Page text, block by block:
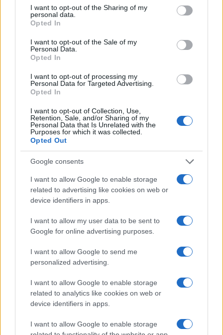
not limited to your visit or usage behaviour. You may click to
grant or deny consent to Google and its third-party tags to
use your data for below specified purposes in below Google
consent section.
I want to opt-out of the Sharing of my
personal data.
Opted In
I want to opt-out of the Sale of my
Personal Data.
Opted In
I want to opt-out of processing my
Personal Data for Targeted Advertising.
Opted In
I want to opt-out of Collection, Use,
Retention, Sale, and/or Sharing of my
Personal Data that Is Unrelated with the
Purposes for which it was collected.
Opted Out
Google consents
I want to allow Google to enable storage
related to advertising like cookies on web or
device identifiers in apps.
I want to allow my user data to be sent to
Google for online advertising purposes.
I want to allow Google to send me
personalized advertising.
I want to allow Google to enable storage
related to analytics like cookies on web or
device identifiers in apps.
I want to allow Google to enable storage
CSI Bergamo: Tra Corsi, Eventi e Protezione dei Dati
Personali
Francesca Lombardi · 29 Lug 2026
NEWS
Quando il gioco di squadra insegna a vivere: calcio, storia e
Francesca Lombardi · 27 Lug 2026